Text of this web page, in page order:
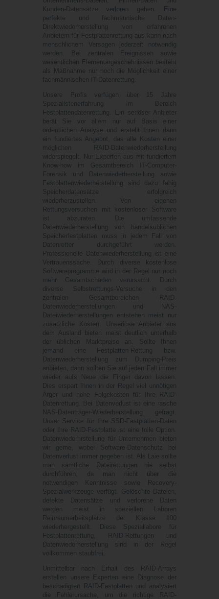
Kunden-Datensätze verloren gehen. Eine
perfekte und fachmännische Daten-
Direktwiederherstellung von erfahrenen
Anbietern für Festplattenrettung aus kann nach
menschlichem Versagen jederzeit notwendig
werden. Bei zentralen Ereignissen sowie
wesentlichen Elementargeschehnissen besteht
als Maßnahme nur noch die Möglichkeit einer
fachmännischen IT-Datenrettung.
Unsere Profis verfügen über 15 Jahre
Spezialistenerfahrung im Bereich
Festplattendatenrettung. Ein seriöser Anbieter
berät Sie vor allem nur auf Basis einer
ordentlichen Analyse und erstellt Ihnen dann
ein fundiertes Angebot, das alle Kosten einer
möglichen RAID-Datenwiederherstellung
widerspiegelt. Nur Experten aus mit fundiertem
Know-how im Gesamtbereich IT-Computer-
Forensik und Datenwiederherstellung sowie
Festplattenwiederherstellung sind dazu fähig
Speicherdatensätze erfolgreich
wiederherzustellen. Von eigenen
Rettungsversuchen mit kostenloser Software
ist abzuraten. Die umfassende
Datenwiederherstellung von handelsüblichen
Speicherfestplatten muss in jedem Fall von
Datenretter durchgeführt werden.
Professionelle Datenwiederherstellung ist eine
Vertrauenssache. Durch diverse kostenlose
Softwareprogramme wird in der Regel nur noch
mehr Gesamtschaden verursacht. Durch
diverse Selbstrettungs-Versuche in den
zentralen Gesamtbereichen RAID-
Datenwiederherstellungen und NAS-
Dateiwiederherstellungen entstehen meist nur
zusätzliche Kosten. Unseriöse Anbieter aus
dem Ausland bieten meist deutlich unterhalb
der üblichen Marktpreise an. Sollte Ihnen
jemand eine Festplatten-Rettung bzw.
Datenwiederherstellung zum Dumping-Preis
anbieten, dann sollten Sie auf jeden Fall immer
wieder aufs Neue die Finger davon lassen.
Dies erspart Ihnen in der Regel viel unnötigen
Ärger und hohe Folgekosten für Ihre RAID-
Datenrettung. Bei Datenverlust ist eine rasche
NAS-Datenträger-Wiederherstellung gefragt.
Unser Service für Ihre SSD-Festplatten-Daten
oder Ihre RAID-Festplatte ist eine tolle Option.
Datenwiederhrstellung für Unternehmen bieten
wir gerne, wobei Software-Datenschutz bei
Datenverlust immer gegeben ist. Als Laie sollte
man sämtliche Dateirettungen nie selbst
durchführen, da man nicht über die
notwendigen Kenntnisse sowie Recovery-
Spezialwerkzeuge verfügt. Gelöschte Dateien,
defekte Datensätze und verlorene Daten
werden meist in speziellen Laboren
Reinraumarbeitsplätze der Klasse 100
wiederhergestellt. Diese Speziallabore für
Festplattenrettung, RAID-Rettungen und
Datenwiederherstellung sind in der Regel
vollkommen staubfrei.
Unmittelbar nach Erhalt des RAID-Arrays
erstellen unsere Experten eine Diagnose der
beschädigten RAID-Festplatten und analysiert
die Fehlerursache, um die richtige RAID-